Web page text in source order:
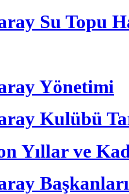
Su Topu
Yönetimi
Kulübü
Yıllar ve
Başkanları